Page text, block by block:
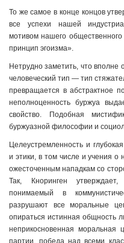
То же самое в конце концов
все успехи нашей
мотивом нашего общественного
принцип эгоизма».
Нетрудно заметить, что вполне
человеческий тип — тип
превращается в абстрактное
неполноценность буржуа
свойство. Подобная
буржуазной философии и
Целеустремленность и
и этики, в том числе и учения о
ожесточенным нападкам со
Так, Кноринген
понимаемый в
разрушают все моральные
опираться истинная общность
неприкосновенная моральная
партии, победа над всеми